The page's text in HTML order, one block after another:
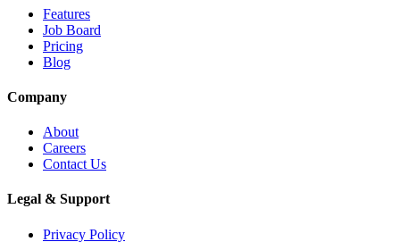
Features
Job Board
Pricing
Blog
Company
About
Careers
Contact Us
Legal & Support
Privacy Policy